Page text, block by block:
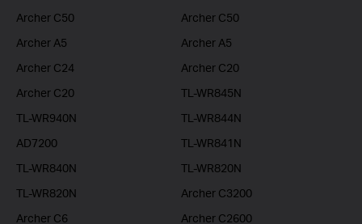
Archer C50
Archer C50
Archer A5
Archer A5
Archer C24
Archer C20
Archer C20
TL-WR845N
TL-WR940N
TL-WR844N
AD7200
TL-WR841N
TL-WR840N
TL-WR820N
TL-WR820N
Archer C3200
Archer C6
Archer C2600